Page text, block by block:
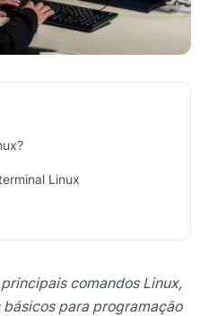
Linux
comandos Linux,
para programação